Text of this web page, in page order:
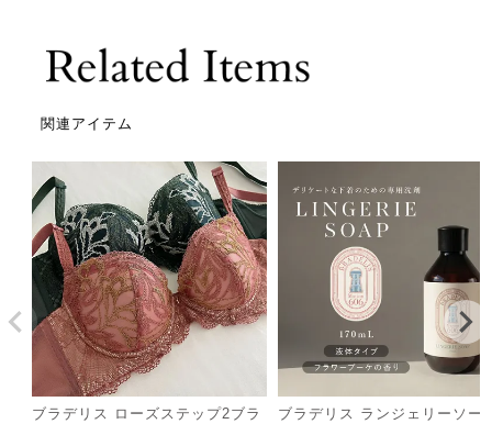
関連アイテム
ブラデリス ローズステップ2ブラ
ブラデリス ランジェリーソー